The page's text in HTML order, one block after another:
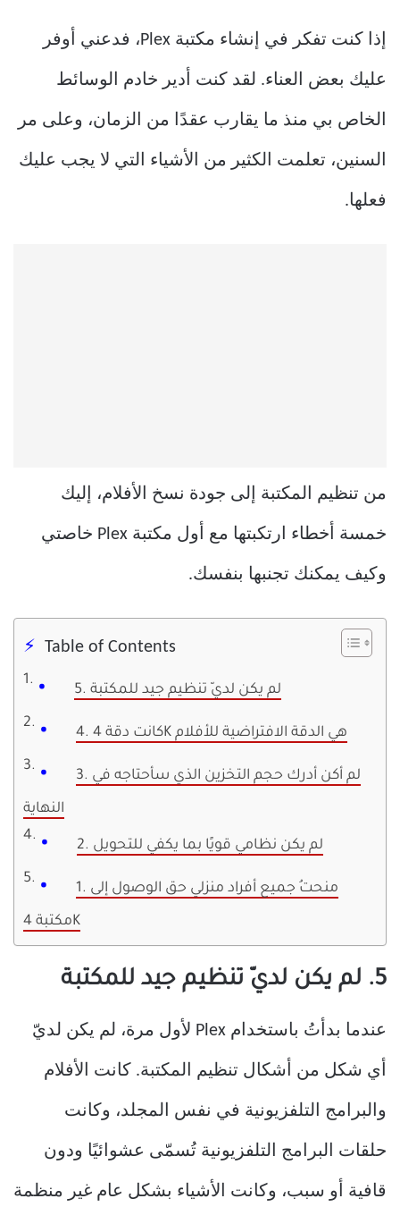
إذا كنت تفكر في إنشاء مكتبة Plex، فدعني أوفر
عليك بعض العناء. لقد كنت أدير خادم الوسائط
الخاص بي منذ ما يقارب عقدًا من الزمان، وعلى مر
السنين، تعلمت الكثير من الأشياء التي لا يجب عليك
فعلها.
من تنظيم المكتبة إلى جودة نسخ الأفلام، إليك
خمسة أخطاء ارتكبتها مع أول مكتبة Plex خاصتي
وكيف يمكنك تجنبها بنفسك.
Table of Contents
5. لم يكن لديّ تنظيم جيد للمكتبة
4. كانت دقة 4K هي الدقة الافتراضية للأفلام
3. لم أكن أدرك حجم التخزين الذي سأحتاجه في
النهاية
2. لم يكن نظامي قويًا بما يكفي للتحويل
1. منحتُ جميع أفراد منزلي حق الوصول إلى
مكتبة 4K
5. لم يكن لديّ تنظيم جيد للمكتبة
عندما بدأتُ باستخدام Plex لأول مرة، لم يكن لديّ
أي شكل من أشكال تنظيم المكتبة. كانت الأفلام
والبرامج التلفزيونية في نفس المجلد، وكانت
حلقات البرامج التلفزيونية تُسمّى عشوائيًا ودون
قافية أو سبب، وكانت الأشياء بشكل عام غير منظمة